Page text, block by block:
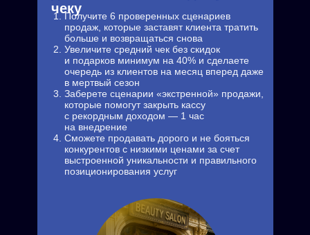
чеку
Получите 6 проверенных сценариев
продаж, которые заставят клиента тратить
больше и возвращаться снова
Увеличите средний чек без скидок
и подарков минимум на 40% и сделаете
очередь из клиентов на месяц вперед даже
в мертвый сезон
Заберете сценарии «экстренной» продажи,
которые помогут закрыть кассу
с рекордным доходом — 1 час
на внедрение
Сможете продавать дорого и не бояться
конкурентов с низкими ценами за счет
выстроенной уникальности и правильного
позиционирования услуг